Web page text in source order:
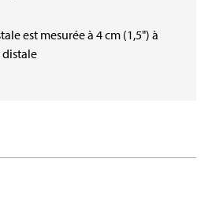
est mesurée à 4 cm (1,5") à
distale